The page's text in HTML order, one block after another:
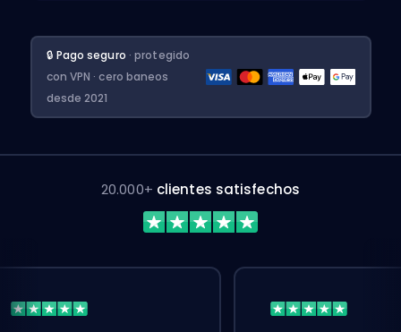
🔒 Pago seguro · protegido
con VPN · cero baneos
desde 2021
20.000+ clientes satisfechos